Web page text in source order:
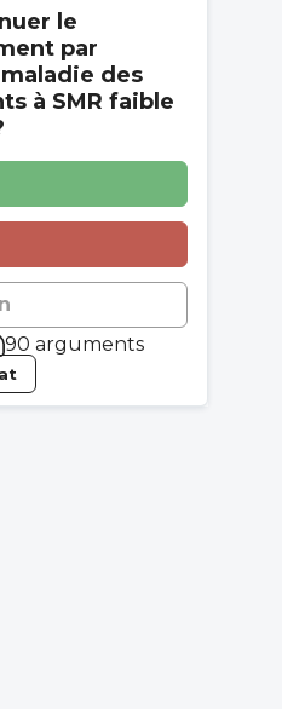
le
par
des
à SMR faible
90 arguments